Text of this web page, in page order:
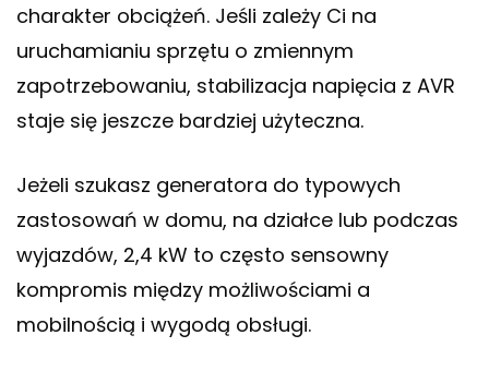
charakter obciążeń. Jeśli zależy Ci na
uruchamianiu sprzętu o zmiennym
zapotrzebowaniu, stabilizacja napięcia z AVR
staje się jeszcze bardziej użyteczna.
Jeżeli szukasz generatora do typowych
zastosowań w domu, na działce lub podczas
wyjazdów, 2,4 kW to często sensowny
kompromis między możliwościami a
mobilnością i wygodą obsługi.